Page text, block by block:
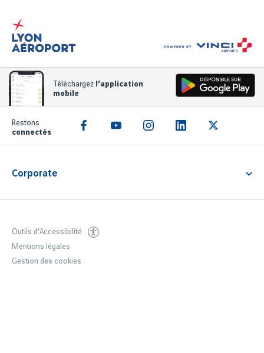
Téléchargez l'application
mobile
Restons
connectés
Corporate
Outils d'Accessibilité
Mentions légales
Gestion des cookies